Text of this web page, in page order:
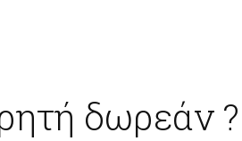
δωρεάν ?